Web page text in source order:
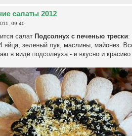
салаты 2012
09:40
салат Подсолнух с печенью трески:
яйца, зеленый лук, маслины, майонез.
в виде подсолнуха - и вкусно и